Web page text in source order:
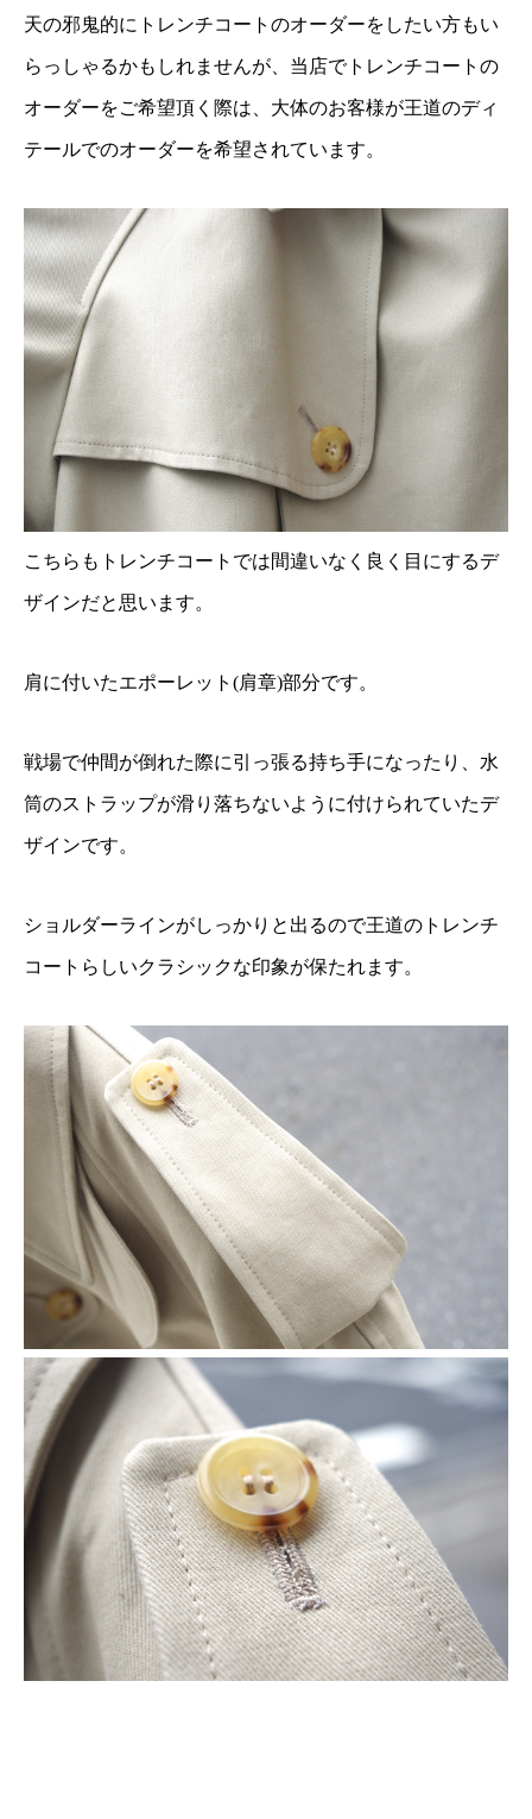
天の邪鬼的にトレンチコートのオーダーをしたい方もい
らっしゃるかもしれませんが、当店でトレンチコートの
オーダーをご希望頂く際は、大体のお客様が王道のディ
テールでのオーダーを希望されています。
こちらもトレンチコートでは間違いなく良く目にするデ
ザインだと思います。
肩に付いたエポーレット(肩章)部分です。
戦場で仲間が倒れた際に引っ張る持ち手になったり、水
筒のストラップが滑り落ちないように付けられていたデ
ザインです。
ショルダーラインがしっかりと出るので王道のトレンチ
コートらしいクラシックな印象が保たれます。